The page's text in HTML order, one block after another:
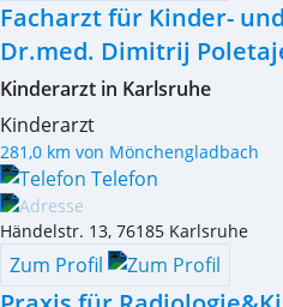
Facharzt für Kinder-
Dr.med. Dimitrij
Kinderarzt in Karlsruhe
Kinderarzt
281,0 km von Mönchengladbach
Telefon
Händelstr. 13, 76185 Karlsruhe
Zum Profil